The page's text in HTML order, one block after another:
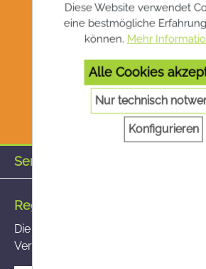
Service-Hotline
Registrierte Versandapotheke
Die von Ihnen aufgerufene
Versandapothekenregister des
Diese Website verwendet
eine bestmögliche
können. Mehr
Alle Cookies
Nur technisch
Konfigurieren